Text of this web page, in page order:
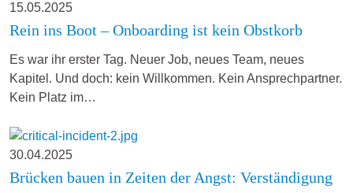
15.05.2025
Rein ins Boot – Onboarding ist kein Obstkorb
Es war ihr erster Tag. Neuer Job, neues Team, neues
Kapitel. Und doch: kein Willkommen. Kein Ansprechpartner.
Kein Platz im…
30.04.2025
Brücken bauen in Zeiten der Angst: Verständigung